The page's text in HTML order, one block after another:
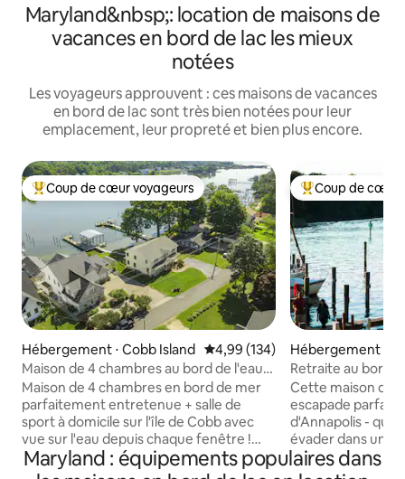
Maryland&nbsp;: location de maisons de
vacances en bord de lac les mieux
notées
Les voyageurs approuvent : ces maisons de vacances
en bord de lac sont très bien notées pour leur
emplacement, leur propreté et bien plus encore.
Coups de cœur voyageurs les plus appréciés
Coup de cœur voyageurs
Hébergement ⋅ Cobb Island Évaluation moyenne sur la
4,99 (134)
Maison de 4 chambres au bord de l'eau
avec jacuzzi et borne de recharge
Maison de 4 chambres en bord de mer
parfaitement entretenue + salle de
sport à domicile sur l'île de Cobb avec
vue sur l'eau depuis chaque fenêtre !
Quatre vélos de plage et un quai privé
avec 4 kayaks, pour profiter du paisible
Coups de cœur
Coup de cœur
Hébergement ⋅
Retraite au bord
d'Annapolis
Cette maison de
escapade
d'Annapolis - que
évader dans une
surplombant des
incroyables, un
Maryland : équipements populaires dans